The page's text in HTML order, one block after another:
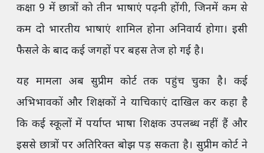
कक्षा 9 में छात्रों को तीन भाषाएं पढ़नी होंगी, जिनमें कम से
कम दो भारतीय भाषाएं शामिल होना अनिवार्य होगा। इसी
फैसले के बाद कई जगहों पर बहस तेज हो गई है।
यह मामला अब सुप्रीम कोर्ट तक पहुंच चुका है। कई
अभिभावकों और शिक्षकों ने याचिकाएं दाखिल कर कहा है
कि कई स्कूलों में पर्याप्त भाषा शिक्षक उपलब्ध नहीं हैं और
इससे छात्रों पर अतिरिक्त बोझ पड़ सकता है। सुप्रीम कोर्ट ने